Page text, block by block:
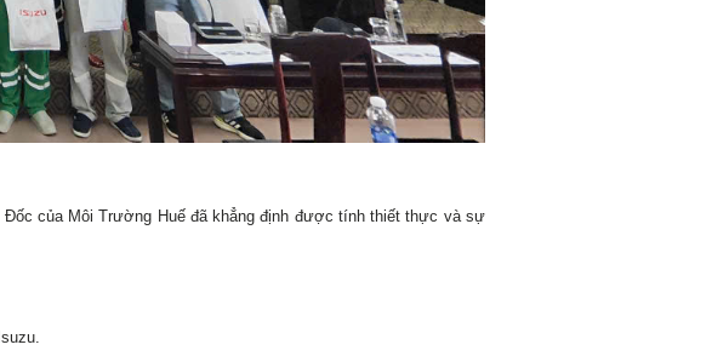
của Môi Trường Huế đã khẳng định được tính thiết thực và sự